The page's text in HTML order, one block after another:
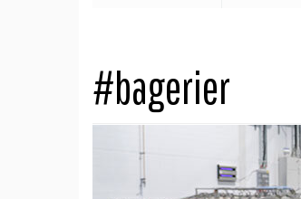
#bagerier